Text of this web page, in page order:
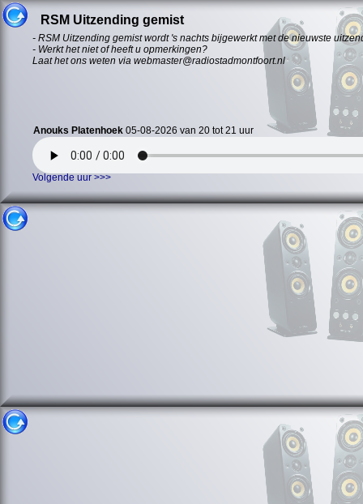
RSM Uitzending gemist
Anouks Platenhoek 05-08-2026 van 20 tot 21 uur
Volgende uur >>>
- RSM Uitzending gemist wordt 's nachts bijgewerkt met de nieuwste
- Werkt het niet of heeft u opmerkingen?
Laat het ons weten via webmaster@radiostadmontfoort.nl